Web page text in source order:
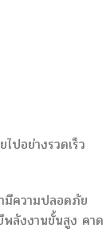
ปอย่างรวดเร็ว
มีความปลอดภัย
ลังงานขั้นสูง คาด